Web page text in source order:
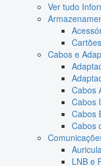
Ver tudo
Cabos e
Cabos
Cabos
Cabos
Cabos
LNB e